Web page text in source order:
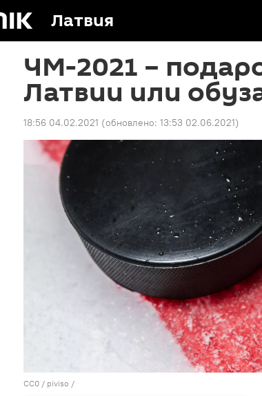
Латвия
ЧМ-2021 –
Латвии или
18:56 04.02.2021 (обновлено: 13:53 02.06.2021)
CC0 / piviso /